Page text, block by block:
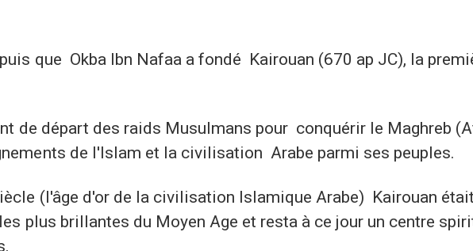
que Okba Ibn Nafaa a fondé Kairouan (670 ap JC), la
de départ des raids Musulmans pour conquérir le Maghreb
de l'Islam et la civilisation Arabe parmi ses peuples.
(l'âge d'or de la civilisation Islamique Arabe) Kairouan
plus brillantes du Moyen Age et resta à ce jour un centre